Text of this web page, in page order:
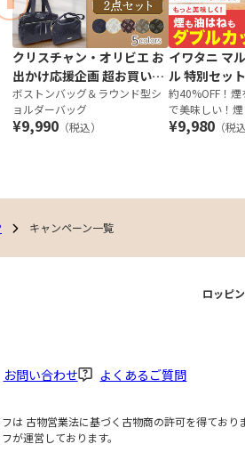
前のスライド
クリスチャン・オリビエ お
出かけ応援企画 超お買い得
2点セット
ボストンバッグ＆ラウンド型シ
ョルダーバッグ
¥9,990 （税込）
イワタニ マ
ル 特別セット
約40%OFF！
で美味しい！
カットの焼き肉
¥9,980 （税
キャンペーン一覧
ロッピ
お問い合わせ よくあるご質問
は 古物営業法に基づく古物商の許可を得てお
が運営しております。